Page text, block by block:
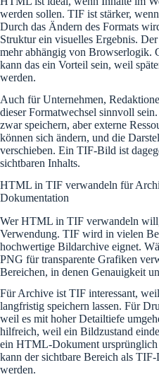
werden sollen. TIF ist stärker,
Durch das Ändern des Formats
Struktur ein visuelles Ergebnis.
mehr abhängig von Browserlogik.
kann das ein Vorteil sein, weil
werden.
Auch für Unternehmen,
dieser Formatwechsel sinnvoll
zwar speichern, aber externe
können sich ändern, und die
verschieben. Ein TIF-Bild ist
sichtbaren Inhalts.
HTML in TIF verwandeln für
Dokumentation
Wer HTML in TIF verwandeln
Verwendung. TIF wird in vielen
hochwertige Bildarchive eignet.
PNG für transparente Grafiken
Bereichen, in denen Genauigkeit
Für Archive ist TIF interessant,
langfristig speichern lassen. Für
weil es mit hoher Detailtiefe
hilfreich, weil ein Bildzustand
ein HTML-Dokument
kann der sichtbare Bereich als
werden.